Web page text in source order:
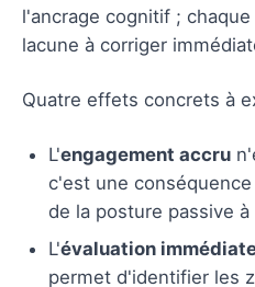
l'ancrage cognitif ;
lacune à corriger
Quatre effets concrets à
L'engagement accru
c'est une
de la posture passive
L'évaluation
permet d'identifier les